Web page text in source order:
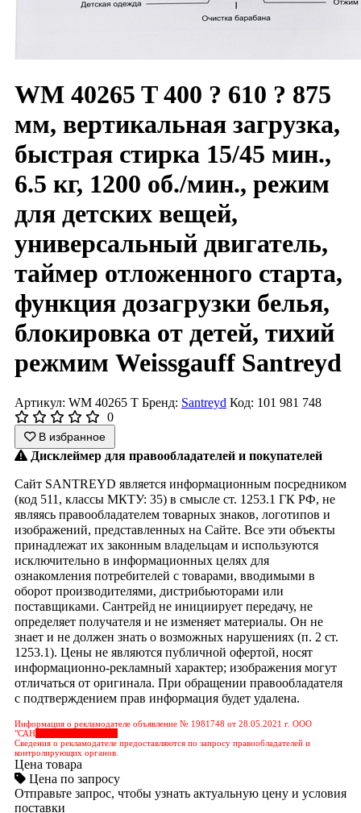
WM 40265 T 400 ? 610 ? 875
мм, вертикальная загрузка,
быстрая стирка 15/45 мин.,
6.5 кг, 1200 об./мин., режим
для детских вещей,
универсальный двигатель,
таймер отложенного старта,
функция дозагрузки белья,
блокировка от детей, тихий
режмим Weissgauff Santreyd
Артикул: WM 40265 T Бренд: Santreyd Код: 101 981 748
0
В избранное
Дисклеймер для правообладателей и покупателей
Сайт SANTREYD является информационным посредником
(код 511, классы МКТУ: 35) в смысле ст. 1253.1 ГК РФ, не
являясь правообладателем товарных знаков, логотипов и
изображений, представленных на Сайте. Все эти объекты
принадлежат их законным владельцам и используются
исключительно в информационных целях для
ознакомления потребителей с товарами, вводимыми в
оборот производителями, дистрибьюторами или
поставщиками. Сантрейд не инициирует передачу, не
определяет получателя и не изменяет материалы. Он не
знает и не должен знать о возможных нарушениях (п. 2 ст.
1253.1). Цены не являются публичной офертой, носят
информационно-рекламный характер; изображения могут
отличаться от оригинала. При обращении правообладателя
с подтверждением прав информация будет удалена.
Информация о рекламодателе объявление № 1981748 от 28.05.2021 г. ООО
"САН
Сведения о рекламодателе предоставляются по запросу правообладателей и
контролирующих органов.
Цена товара
Цена по запросу
Отправьте запрос, чтобы узнать актуальную цену и условия
поставки